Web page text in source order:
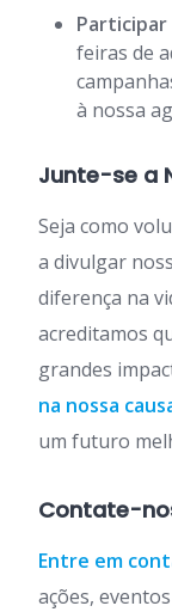
Participar
feiras de
à nossa
Junte-se a
Seja como
a divulgar
diferença na
acreditamos
grandes
na nossa
um futuro
Contate-
Entre em
ações,